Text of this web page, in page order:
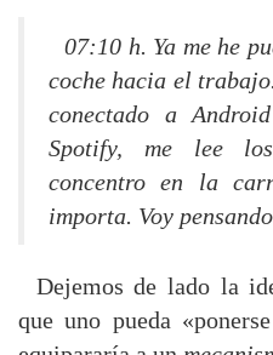
07:10 h. Ya me he
coche hacia el
conectado a
Spotify, me lee
concentro en la
importa. Voy
Dejemos de lado la
que uno pueda